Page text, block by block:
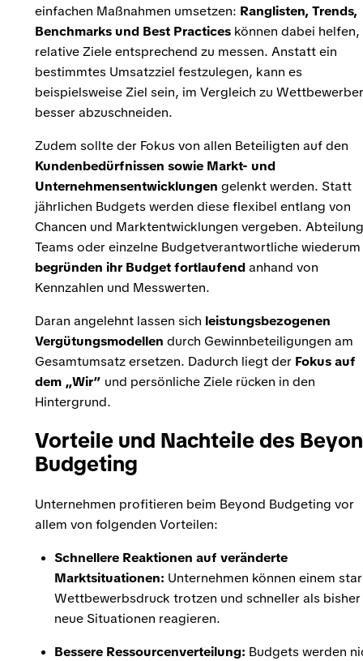
einfachen Maßnahmen umsetzen: Ranglisten, Trends,
Benchmarks und Best Practices können dabei helfen,
relative Ziele entsprechend zu messen. Anstatt ein
bestimmtes Umsatzziel festzulegen, kann es
beispielsweise Ziel sein, im Vergleich zu
besser abzuschneiden.
Zudem sollte der Fokus von allen Beteiligten auf den
Kundenbedürfnissen sowie Markt- und
Unternehmensentwicklungen gelenkt werden. Statt
jährlichen Budgets werden diese flexibel entlang von
Chancen und Marktentwicklungen vergeben.
Teams oder einzelne Budgetverantwortliche wiederum
begründen ihr Budget fortlaufendanhand von
Kennzahlen und Messwerten.
Daran angelehnt lassen sich leistungsbezogenen
Vergütungsmodellen durch Gewinnbeteiligungen am
Gesamtumsatz ersetzen. Dadurch liegt der Fokus auf
dem „Wir” und persönliche Ziele rücken in den
Hintergrund.
Vorteile und Nachteile des
Budgeting
Unternehmen profitieren beim Beyond Budgeting vor
allem von folgenden Vorteilen:
Schnellere Reaktionen auf veränderte
Marktsituationen: Unternehmen können einem
Wettbewerbsdruck trotzen und schneller als
neue Situationen reagieren.
Bessere Ressourcenverteilung: Budgets werden